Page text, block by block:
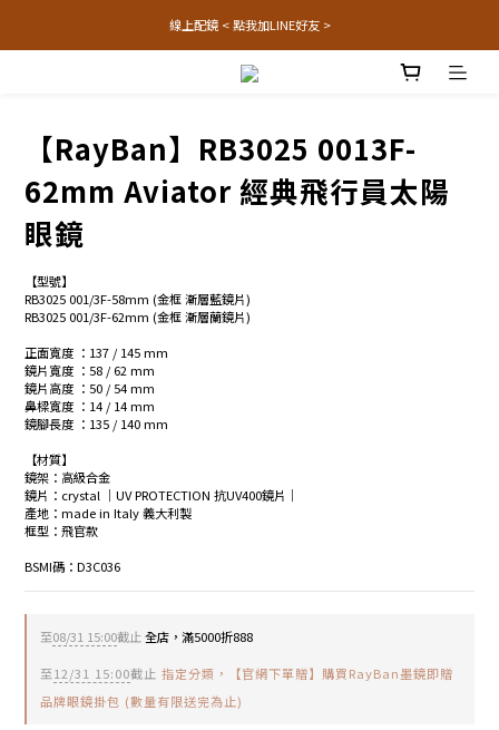
線上配鏡 < 點我加LINE好友 >
【RayBan】RB3025 0013F-
62mm Aviator 經典飛行員太陽
眼鏡
【型號】
RB3025 001/3F-58mm (金框 漸層藍鏡片)
RB3025 001/3F-62mm (金框 漸層蘭鏡片)
正面寬度 ：137 / 145 mm
鏡片寬度 ：58 / 62 mm
鏡片高度 ：50 / 54 mm
鼻樑寬度 ：14 / 14 mm
鏡腳長度 ：135 / 140 mm
【材質】
鏡架：高級合金
鏡片：crystal │UV PROTECTION 抗UV400鏡片│
產地：made in Italy 義大利製
框型：飛官款
BSMI碼：D3C036
至08/31 15:00截止全店，滿5000折888
至12/31 15:00截止 指定分類，【官網下單贈】購買RayBan墨鏡即贈
品牌眼鏡掛包 (數量有限送完為止)